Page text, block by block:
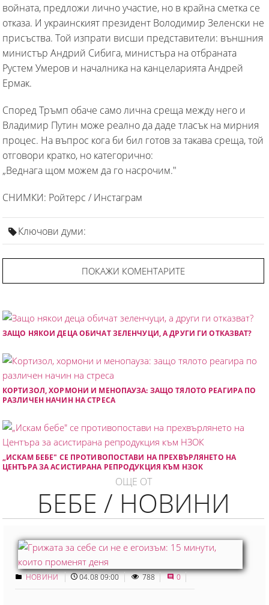
войната, предложи лично участие, но в крайна сметка се
отказа. И украинският президент Володимир Зеленски не
присъства. Той изпрати висши представители: външния
министър Андрий Сибига, министъра на отбраната
Рустем Умеров и началника на канцеларията Андрей
Ермак.
Според Тръмп обаче само лична среща между него и
Владимир Путин може реално да даде тласък на мирния
процес. На въпрос кога би бил готов за такава среща, той
отговори кратко, но категорично:
„Веднага щом можем да го насрочим."
СНИМКИ: Ройтерс / Инстаграм
Ключови думи:
ПОКАЖИ КОМЕНТАРИТЕ
ЗАЩО НЯКОИ ДЕЦА ОБИЧАТ ЗЕЛЕНЧУЦИ, А ДРУГИ ГИ ОТКАЗВАТ?
КОРТИЗОЛ, ХОРМОНИ И МЕНОПАУЗА: ЗАЩО ТЯЛОТО РЕАГИРА ПО
РАЗЛИЧЕН НАЧИН НА СТРЕСА
„ИСКАМ БЕБЕ" СЕ ПРОТИВОПОСТАВИ НА ПРЕХВЪРЛЯНЕТО НА
ЦЕНТЪРА ЗА АСИСТИРАНА РЕПРОДУКЦИЯ КЪМ НЗОК
ОЩЕ ОТ
БЕБЕ / НОВИНИ
НОВИНИ 04.08 09:00 788 0